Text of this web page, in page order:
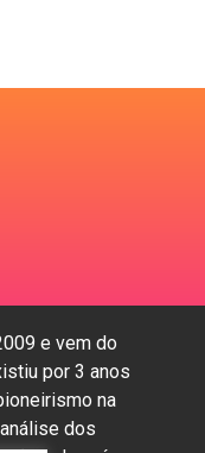
e vem do
por 3 anos
na
dos